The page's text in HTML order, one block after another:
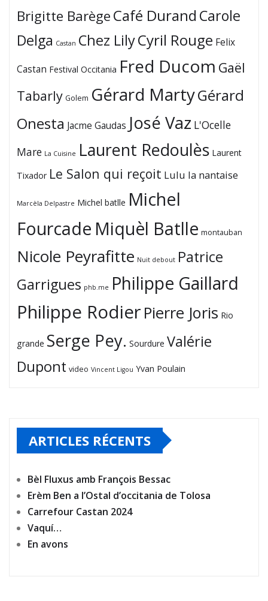
Brigitte BarègeCafé Durand Carole
Delga Castan Chez LilyCyril Rouge Felix
Castan Festival Occitania Fred Ducom Gaël
Tabarly Golem Gérard MartyGérard
Onesta Jacme Gaudas José Vaz L'Ocelle
Mare La Cuisine Laurent Redoulès Laurent
Tixador Le Salon qui reçoit Lulu la nantaise
Marcèla Delpastre Michel batlle Michel
Fourcade Miquèl Batlle montauban
Nicole Peyrafitte Nuit debout Patrice
Garrigues phb.me Philippe Gaillard
Philippe Rodier Pierre Joris Rio
grande Serge Pey. Sourdure Valérie
Dupont video Vincent Ligou Yvan Poulain
ARTICLES RÉCENTS
Bèl Fluxus amb François Bessac
Erèm Ben a l’Ostal d’occitania de Tolosa
Carrefour Castan 2024
Vaquí…
En avons